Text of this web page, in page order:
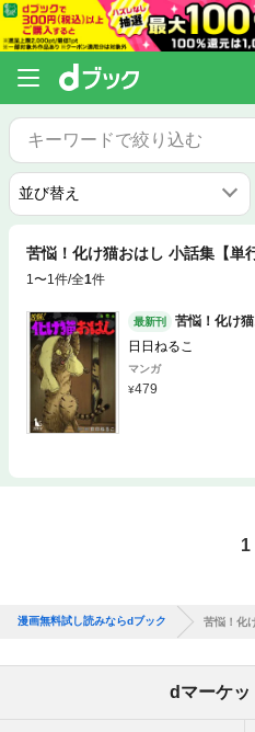
苦悩！化け猫おはし 小話集【単
1〜1件/全1件
最新刊
苦悩！化け
日日ねるこ
マンガ
479
1
漫画無料試し読みならdブック 苦悩！化
dマーケッ